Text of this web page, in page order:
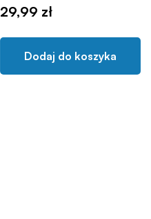
29,99 zł
Dodaj do koszyka